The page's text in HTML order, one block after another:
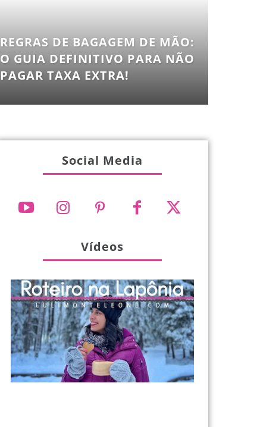
REGRAS DE BAGAGEM DE MÃO:
O GUIA DEFINITIVO PARA NÃO
PAGAR TAXA EXTRA!
Social Media
Vídeos